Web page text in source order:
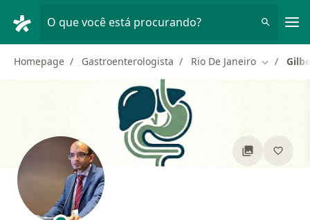
O que você está procurando?
Homepage Gastroenterologista Rio De Janeiro Mudar de